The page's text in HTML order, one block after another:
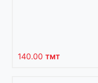
140.00 TMT